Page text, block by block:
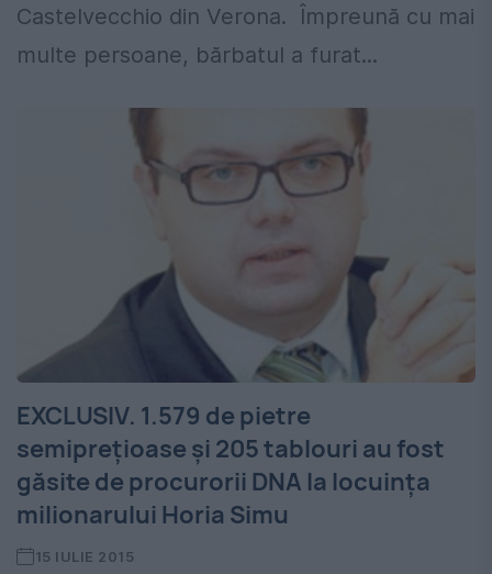
Castelvecchio din Verona. Împreună cu mai
multe persoane, bărbatul a furat...
EXCLUSIV. 1.579 de pietre
semiprețioase și 205 tablouri au fost
găsite de procurorii DNA la locuința
milionarului Horia Simu
15 IULIE 2015